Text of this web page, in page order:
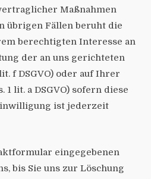
Maßnahmen
übrigen Fällen beruht die
berechtigten Interesse an
der an uns gerichteten
f DSGVO) oder auf Ihrer
lit. a DSGVO) sofern diese
ist jederzeit
eingegebenen
bis Sie uns zur Löschung